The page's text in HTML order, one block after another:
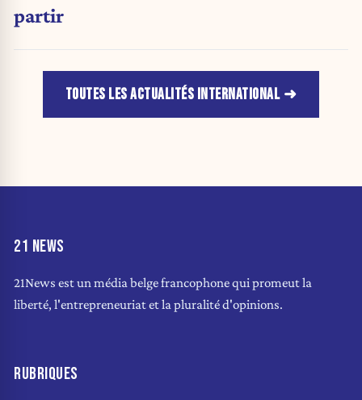
partir
TOUTES LES ACTUALITÉS INTERNATIONAL
21 NEWS
21News est un média belge francophone qui promeut la
liberté, l'entrepreneuriat et la pluralité d'opinions.
RUBRIQUES